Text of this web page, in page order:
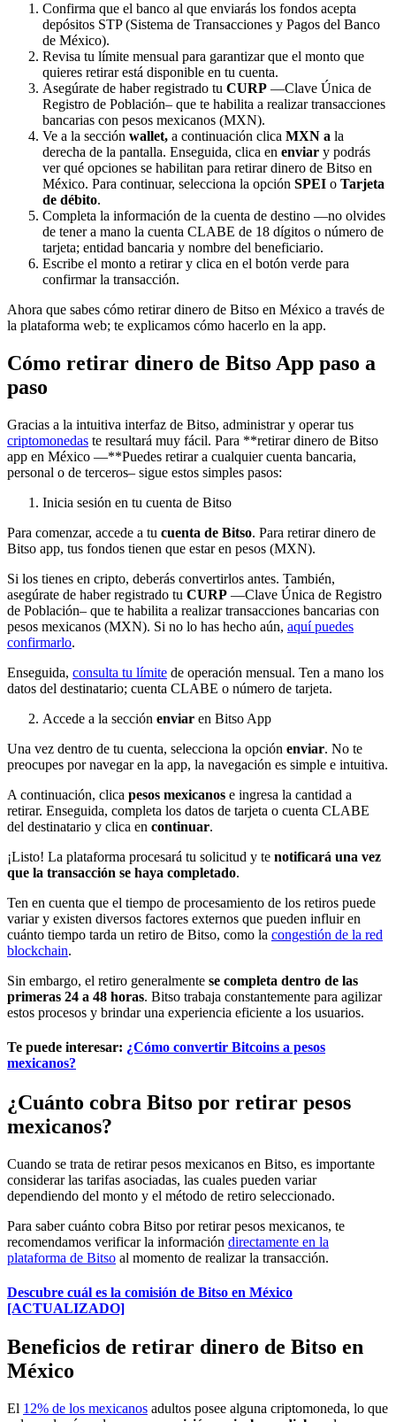
Confirma que el banco al que enviarás los fondos acepta
depósitos STP (Sistema de Transacciones y Pagos del Banco
de México).
Revisa tu límite mensual para garantizar que el monto que
quieres retirar está disponible en tu cuenta.
Asegúrate de haber registrado tu CURP —Clave Única de
Registro de Población– que te habilita a realizar transacciones
bancarias con pesos mexicanos (MXN).
Ve a la sección wallet, a continuación clica MXN a la
derecha de la pantalla. Enseguida, clica en enviar y podrás
ver qué opciones se habilitan para retirar dinero de Bitso en
México. Para continuar, selecciona la opción SPEI o Tarjeta
de débito.
Completa la información de la cuenta de destino —no olvides
de tener a mano la cuenta CLABE de 18 dígitos o número de
tarjeta; entidad bancaria y nombre del beneficiario.
Escribe el monto a retirar y clica en el botón verde para
confirmar la transacción.
Ahora que sabes cómo retirar dinero de Bitso en México a través de
la plataforma web; te explicamos cómo hacerlo en la app.
Cómo retirar dinero de Bitso App paso a
paso
Gracias a la intuitiva interfaz de Bitso, administrar y operar tus
criptomonedas te resultará muy fácil. Para **retirar dinero de Bitso
app en México —**Puedes retirar a cualquier cuenta bancaria,
personal o de terceros– sigue estos simples pasos:
Inicia sesión en tu cuenta de Bitso
Para comenzar, accede a tu cuenta de Bitso. Para retirar dinero de
Bitso app, tus fondos tienen que estar en pesos (MXN).
Si los tienes en cripto, deberás convertirlos antes. También,
asegúrate de haber registrado tu CURP —Clave Única de Registro
de Población– que te habilita a realizar transacciones bancarias con
pesos mexicanos (MXN). Si no lo has hecho aún, aquí puedes
confirmarlo.
Enseguida, consulta tu límite de operación mensual. Ten a mano los
datos del destinatario; cuenta CLABE o número de tarjeta.
Accede a la sección enviar en Bitso App
Una vez dentro de tu cuenta, selecciona la opción enviar. No te
preocupes por navegar en la app, la navegación es simple e intuitiva.
A continuación, clica pesos mexicanos e ingresa la cantidad a
retirar. Enseguida, completa los datos de tarjeta o cuenta CLABE
del destinatario y clica en continuar.
¡Listo! La plataforma procesará tu solicitud y te notificará una vez
que la transacción se haya completado.
Ten en cuenta que el tiempo de procesamiento de los retiros puede
variar y existen diversos factores externos que pueden influir en
cuánto tiempo tarda un retiro de Bitso, como la congestión de la red
blockchain.
Sin embargo, el retiro generalmente se completa dentro de las
primeras 24 a 48 horas. Bitso trabaja constantemente para agilizar
estos procesos y brindar una experiencia eficiente a los usuarios.
Te puede interesar: ¿Cómo convertir Bitcoins a pesos
mexicanos?
¿Cuánto cobra Bitso por retirar pesos
mexicanos?
Cuando se trata de retirar pesos mexicanos en Bitso, es importante
considerar las tarifas asociadas, las cuales pueden variar
dependiendo del monto y el método de retiro seleccionado.
Para saber cuánto cobra Bitso por retirar pesos mexicanos, te
recomendamos verificar la información directamente en la
plataforma de Bitso al momento de realizar la transacción.
Descubre cuál es la comisión de Bitso en México
[ACTUALIZADO]
Beneficios de retirar dinero de Bitso en
México
El 12% de los mexicanos adultos posee alguna criptomoneda, lo que